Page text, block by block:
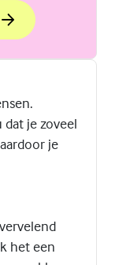
je zoveel
je
het een